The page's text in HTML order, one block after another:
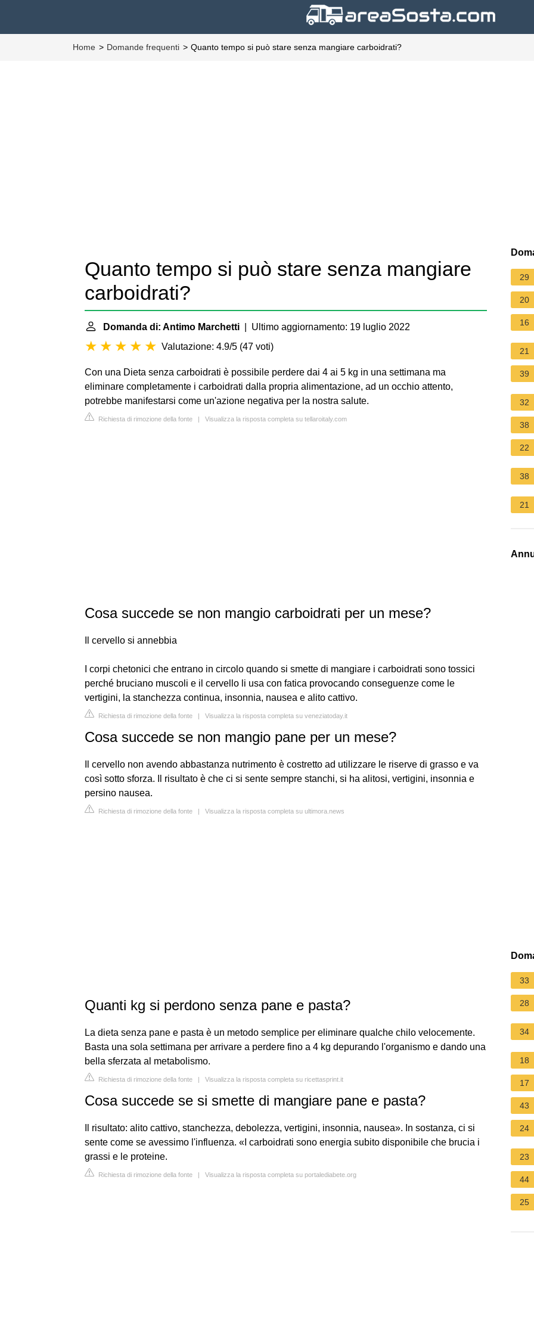
Home Domande frequenti Quanto tempo si può stare senza mangiare carboidrati?
Quanto tempo si può stare senza mangiare
carboidrati?
Domanda di: Antimo Marchetti | Ultimo aggiornamento: 19 luglio 2022
Valutazione: 4.9/5 (47 voti)
Con una Dieta senza carboidrati è possibile perdere dai 4 ai 5 kg in una settimana ma
eliminare completamente i carboidrati dalla propria alimentazione, ad un occhio attento,
potrebbe manifestarsi come un'azione negativa per la nostra salute.
Richiesta di rimozione della fonte | Visualizza la risposta completa su tellaroitaly.com
Cosa succede se non mangio carboidrati per un mese?
Il cervello si annebbia
I corpi chetonici che entrano in circolo quando si smette di mangiare i carboidrati sono tossici
perché bruciano muscoli e il cervello li usa con fatica provocando conseguenze come le
vertigini, la stanchezza continua, insonnia, nausea e alito cattivo.
Richiesta di rimozione della fonte | Visualizza la risposta completa su veneziatoday.it
Cosa succede se non mangio pane per un mese?
Il cervello non avendo abbastanza nutrimento è costretto ad utilizzare le riserve di grasso e va
così sotto sforza. Il risultato è che ci si sente sempre stanchi, si ha alitosi, vertigini, insonnia e
persino nausea.
Richiesta di rimozione della fonte | Visualizza la risposta completa su ultimora.news
Quanti kg si perdono senza pane e pasta?
La dieta senza pane e pasta è un metodo semplice per eliminare qualche chilo velocemente.
Basta una sola settimana per arrivare a perdere fino a 4 kg depurando l'organismo e dando una
bella sferzata al metabolismo.
Richiesta di rimozione della fonte | Visualizza la risposta completa su ricettasprint.it
Cosa succede se si smette di mangiare pane e pasta?
Il risultato: alito cattivo, stanchezza, debolezza, vertigini, insonnia, nausea». In sostanza, ci si
sente come se avessimo l'influenza. «I carboidrati sono energia subito disponibile che brucia i
grassi e le proteine.
Richiesta di rimozione della fonte | Visualizza la risposta completa su portalediabete.org
29
20
16
21
39
32
38
22
38
21
33
28
34
18
17
43
24
23
44
25